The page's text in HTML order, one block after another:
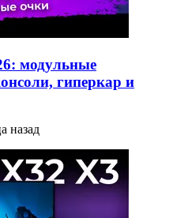
модульные
гиперкар и
назад